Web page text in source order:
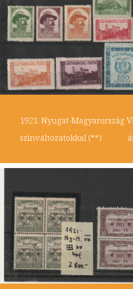
1921. Nyugat-Magyarország
színváltozatokkal (**)